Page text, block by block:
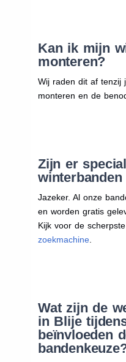
Kan ik mijn
monteren?
Wij raden dit af tenzij
monteren en de
Zijn er
Jazeker. Al onze
en worden gratis
Kijk voor de
zoekmachine.
Wat zijn de
in Blije
beïnvloeden